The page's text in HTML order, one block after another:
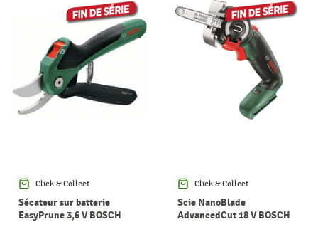
Click & Collect
Sécateur sur batterie
EasyPrune 3,6 V BOSCH
Click & Collect
Scie NanoBlade
AdvancedCut 18 V BOSCH